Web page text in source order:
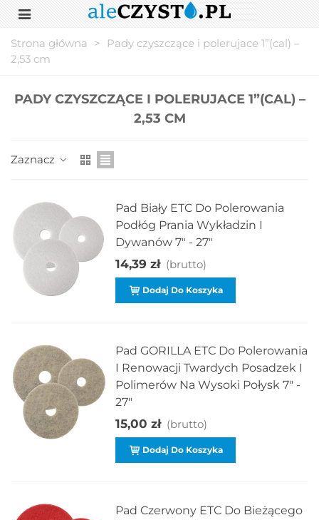
Strona główna >
Pady czyszczące i polerujace 1”(cal) –
2,53 cm
PADY CZYSZCZĄCE I POLERUJACE 1”(CAL) –
2,53 CM
Zaznacz
Pad Biały ETC Do Polerowania
Podłóg Prania Wykładzin I
Dywanów 7" - 27"
14,39 zł (brutto)
Dodaj Do Koszyka
Pad GORILLA ETC Do Polerowania
I Renowacji Twardych Posadzek I
Polimerów Na Wysoki Połysk 7" -
27"
15,00 zł (brutto)
Dodaj Do Koszyka
Pad Czerwony ETC Do Bieżącego